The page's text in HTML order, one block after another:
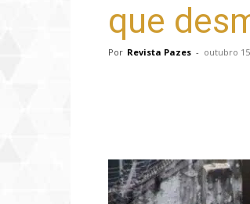
que
Por Revista Pazes - outubro